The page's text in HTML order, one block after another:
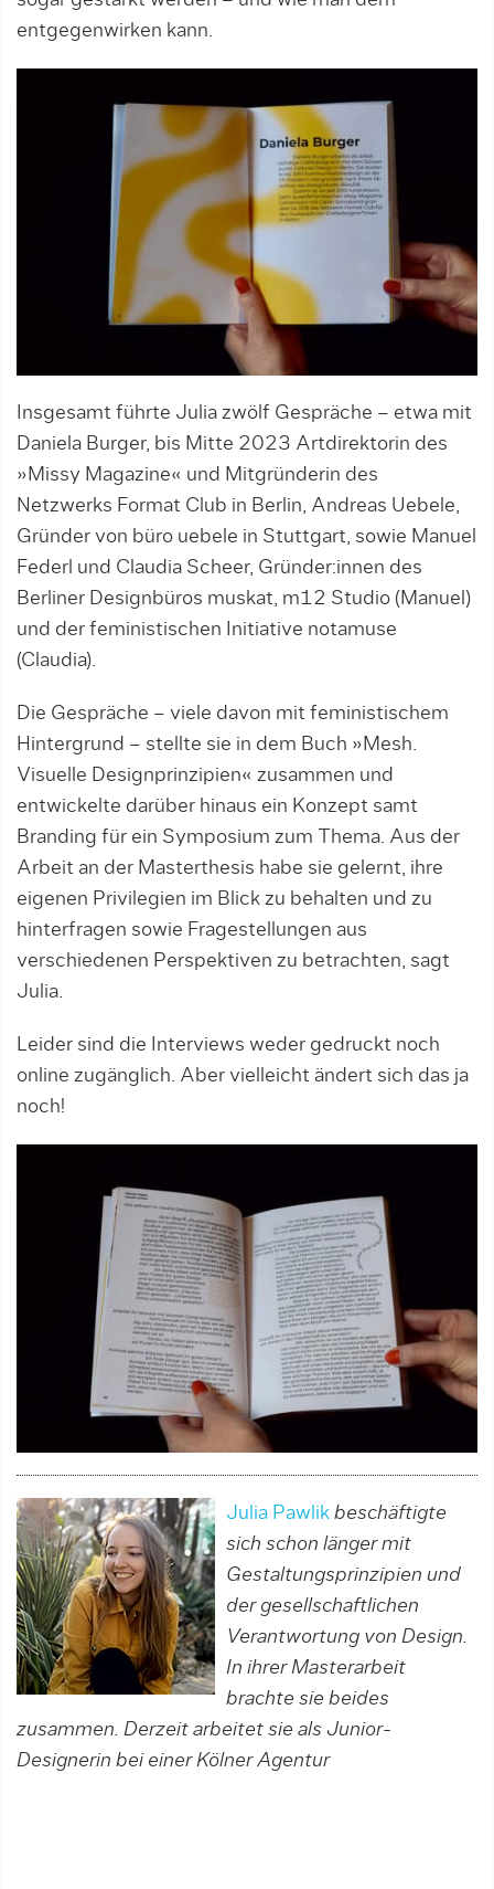
entgegenwirken kann.
Insgesamt führte Julia zwölf Gespräche – etwa mit
Daniela Burger, bis Mitte 2023 Artdirektorin des
»Missy Magazine« und Mitgründerin des
Netzwerks Format Club in Berlin, Andreas Uebele,
Gründer von büro uebele in Stuttgart, sowie Manuel
Federl und Claudia Scheer, Gründer:innen des
Berliner Designbüros muskat, m12 Studio (Manuel)
und der feministischen Initiative notamuse
(Claudia).
Die Gespräche – viele davon mit feministischem
Hintergrund – stellte sie in dem Buch »Mesh.
Visuelle Designprinzipien« zusammen und
entwickelte darüber hinaus ein Konzept samt
Branding für ein Symposium zum Thema. Aus der
Arbeit an der Mas­terthesis habe sie gelernt, ihre
eigenen Privilegien im Blick zu behalten und zu
hinterfragen sowie Frage­stellungen aus
verschiedenen Perspektiven zu betrachten, sagt
Julia.
Leider sind die Interviews weder gedruckt noch
online zugänglich. Aber vielleicht ändert sich das ja
noch!
Julia Pawlik beschäftigte
sich schon länger mit
Gestaltungsprinzipien und
der gesellschaftlichen
Verantwortung von Design.
In ihrer Masterarbeit
brachte sie beides
zusammen. Derzeit arbeitet sie als Junior-
Designerin bei einer Kölner Agentur